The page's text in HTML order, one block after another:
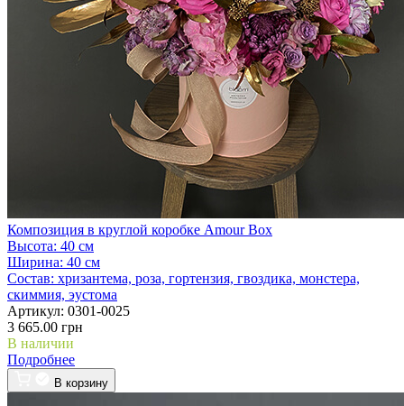
Композиция в круглой коробке Amour Box
Высота: 40 см
Ширина: 40 см
Состав: хризантема, роза, гортензия, гвоздика, монстера,
скиммия, эустома
Артикул: 0301-0025
3 665.00 грн
В наличии
Подробнее
В корзину